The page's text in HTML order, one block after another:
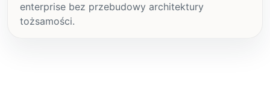
enterprise bez przebudowy architektury
tożsamości.